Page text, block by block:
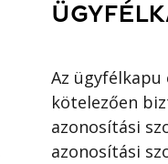
Az ügyfélkapu
kötelezően
azonosítási
azonosítási